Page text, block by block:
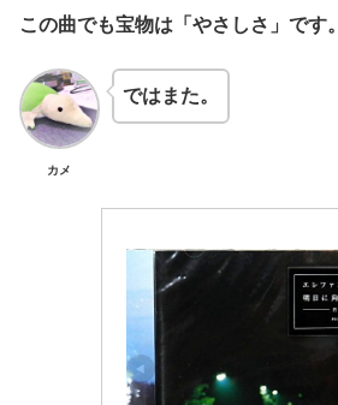
この曲でも宝物は「やさしさ」です。
カメ
ではまた。